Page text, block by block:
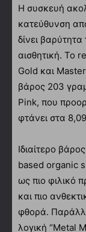
Η συσκευή
κατεύθυνση
δίνει
αισθητική. Το
Gold και
βάρος 203
Pink, που
φτάνει στα
Ιδιαίτερο
based organic
ως πιο φιλικό
και πιο
φθορά.
λογική “Metal